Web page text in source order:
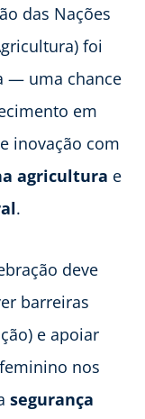
das Nações
foi
— uma chance
em
inovação com
agricultura e
.
deve
barreiras
e apoiar
nos
segurança